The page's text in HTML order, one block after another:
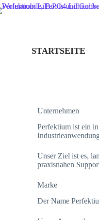
STARTSEITE
Unternehmen
Perfektium ist ein
Unser Ziel ist es,
praxisnahen
Marke
Der Name